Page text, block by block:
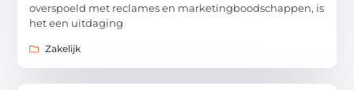
overspoeld met reclames en marketingboodschappen, is
het een uitdaging
Zakelijk